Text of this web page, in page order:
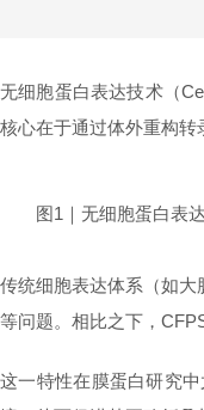
无细胞蛋白表达技术（
核心在于通过体外重构
图1｜无细胞蛋白表
传统细胞表达体系（如
等问题。相比之下，
这一特性在膜蛋白研究